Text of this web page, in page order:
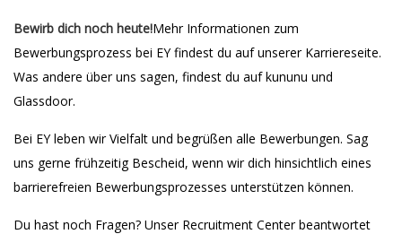
Bewirb dich noch heute!Mehr Informationen zum
Bewerbungsprozess bei EY findest du auf unserer Karriereseite.
Was andere über uns sagen, findest du auf kununu und
Glassdoor.
Bei EY leben wir Vielfalt und begrüßen alle Bewerbungen. Sag
uns gerne frühzeitig Bescheid, wenn wir dich hinsichtlich eines
barrierefreien Bewerbungsprozesses unterstützen können.
Du hast noch Fragen? Unser Recruitment Center beantwortet